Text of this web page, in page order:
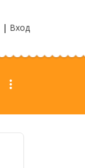
| Вход
more_vert